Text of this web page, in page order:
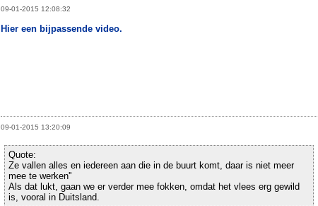
09-01-2015 12:08:32
Hier een bijpassende video.
09-01-2015 13:20:09
Quote:
Ze vallen alles en iedereen aan die in de buurt komt, daar is niet meer
mee te werken''
Als dat lukt, gaan we er verder mee fokken, omdat het vlees erg gewild
is, vooral in Duitsland.